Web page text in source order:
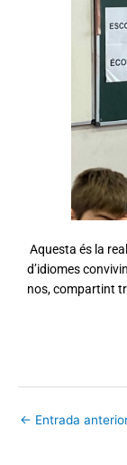
Aquesta és la
d’idiomes
nos, compartint
← Entrada